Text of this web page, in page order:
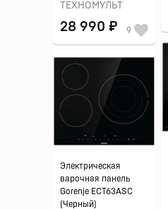
ТЕХНОМУЛЬТ
28 990 ₽ 9
Электрическая
варочная панель
Gorenje ECT63ASC
(Черный)